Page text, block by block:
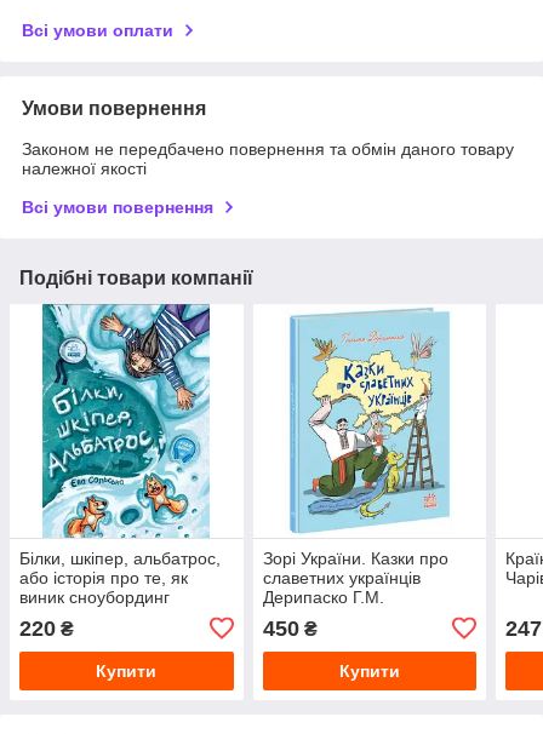
Всі умови оплати
Умови повернення
Законом не передбачено повернення та обмін даного товару
належної якості
Всі умови повернення
Подібні товари компанії
Білки, шкіпер, альбатрос,
або історія про те, як
виник сноубординг
220 ₴
Купити
Зорі України. Казки про
славетних українців
Дерипаско Г.М.
450₴
Купити
247